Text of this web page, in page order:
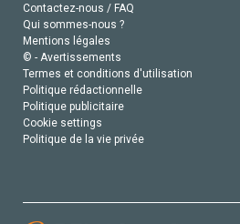
Contactez-nous / FAQ
Qui sommes-nous ?
Mentions légales
© - Avertissements
Termes et conditions d'utilisation
Politique rédactionnelle
Politique publicitaire
Cookie settings
Politique de la vie privée